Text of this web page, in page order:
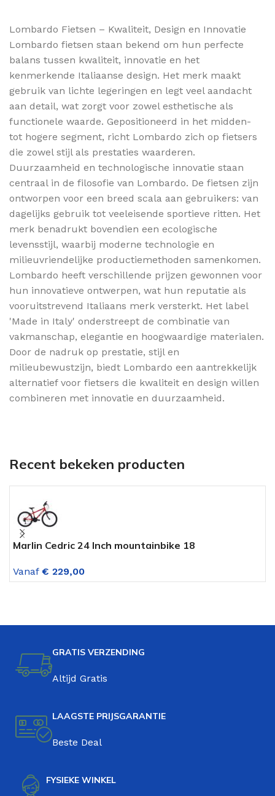
Lombardo Fietsen – Kwaliteit, Design en Innovatie
Lombardo fietsen staan bekend om hun perfecte
balans tussen kwaliteit, innovatie en het
kenmerkende Italiaanse design. Het merk maakt
gebruik van lichte legeringen en legt veel aandacht
aan detail, wat zorgt voor zowel esthetische als
functionele waarde. Gepositioneerd in het midden-
tot hogere segment, richt Lombardo zich op fietsers
die zowel stijl als prestaties waarderen.
Duurzaamheid en technologische innovatie staan
centraal in de filosofie van Lombardo. De fietsen zijn
ontworpen voor een breed scala aan gebruikers: van
dagelijks gebruik tot veeleisende sportieve ritten. Het
merk benadrukt bovendien een ecologische
levensstijl, waarbij moderne technologie en
milieuvriendelijke productiemethoden samenkomen.
Lombardo heeft verschillende prijzen gewonnen voor
hun innovatieve ontwerpen, wat hun reputatie als
vooruitstrevend Italiaans merk versterkt. Het label
'Made in Italy' onderstreept de combinatie van
vakmanschap, elegantie en hoogwaardige materialen.
Door de nadruk op prestatie, stijl en
milieubewustzijn, biedt Lombardo een aantrekkelijk
alternatief voor fietsers die kwaliteit en design willen
combineren met innovatie en duurzaamheid.
Recent bekeken producten
Marlin Cedric 24 Inch mountainbike 18
Vanaf € 229,00
GRATIS VERZENDING
Altijd Gratis
LAAGSTE PRIJSGARANTIE
Beste Deal
FYSIEKE WINKEL